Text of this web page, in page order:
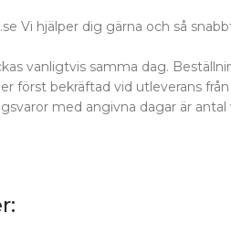
Vi hjälper dig gärna och så
vanligtvis samma dag.
först bekräftad vid utleverans från
med angivna dagar är antal